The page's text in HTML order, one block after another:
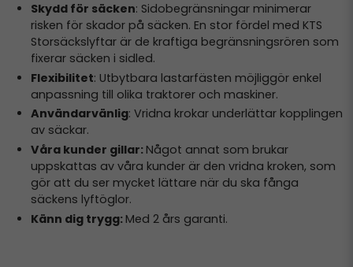
Skydd för säcken: Sidobegränsningar minimerar
risken för skador på säcken. En stor fördel med KTS
Storsäckslyftar är de kraftiga begränsningsrören som
fixerar säcken i sidled.
Flexibilitet: Utbytbara lastarfästen möjliggör enkel
anpassning till olika traktorer och maskiner.
Användarvänlig: Vridna krokar underlättar kopplingen
av säckar.
Våra kunder gillar: Något annat som brukar
uppskattas av våra kunder är den vridna kroken, som
gör att du ser mycket lättare när du ska fånga
säckens lyftöglor.
Känn dig trygg: Med 2 års garanti.